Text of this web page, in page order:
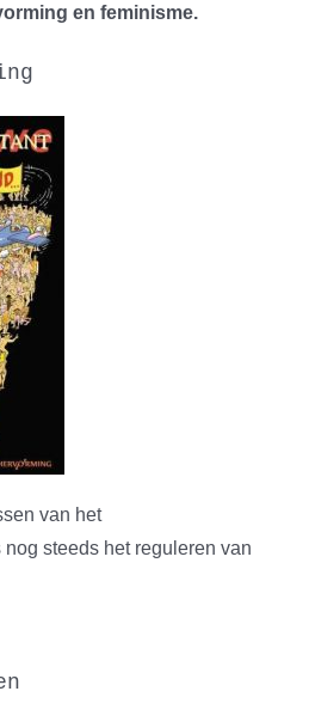
en feminisme.
van het
steeds het reguleren van